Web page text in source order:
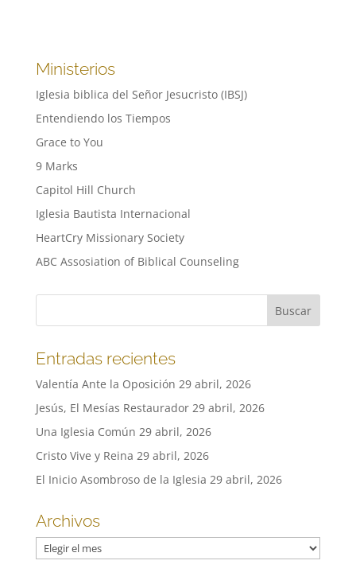
Ministerios
Iglesia biblica del Señor Jesucristo (IBSJ)
Entendiendo los Tiempos
Grace to You
9 Marks
Capitol Hill Church
Iglesia Bautista Internacional
HeartCry Missionary Society
ABC Assosiation of Biblical Counseling
Entradas recientes
Valentía Ante la Oposición 29 abril, 2026
Jesús, El Mesías Restaurador 29 abril, 2026
Una Iglesia Común 29 abril, 2026
Cristo Vive y Reina 29 abril, 2026
El Inicio Asombroso de la Iglesia 29 abril, 2026
Archivos
Archivos